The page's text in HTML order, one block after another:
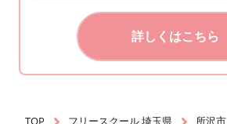
詳しくはこちら
TOP フリースクール 埼玉県 所沢市